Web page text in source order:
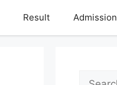
Result Admission
Search